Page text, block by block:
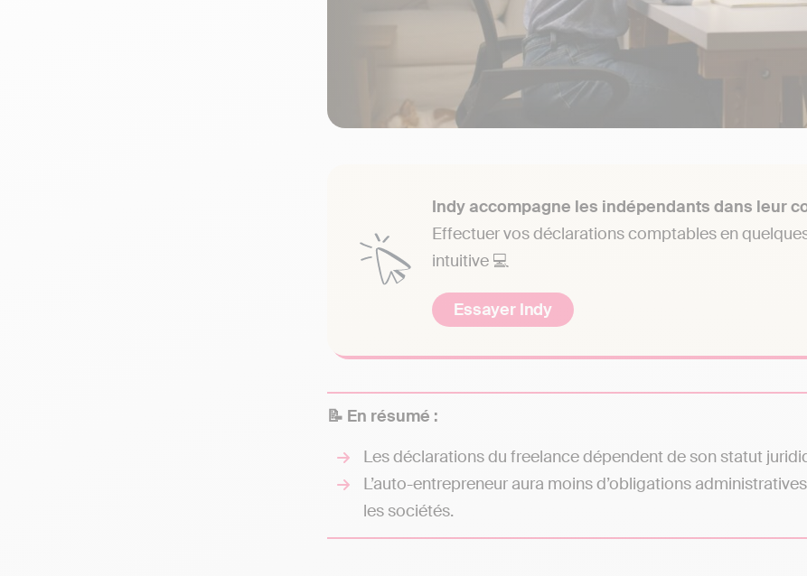
Indy accompagne les indépendants dans leur
Effectuer vos déclarations comptables en
intuitive 💻
Essayer Indy
📝 En résumé :
Les déclarations du freelance dépendent de son statut
L’auto-entrepreneur aura moins d’obligations
les sociétés.